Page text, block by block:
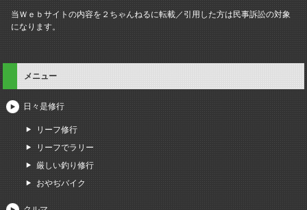
当Ｗｅｂサイトの内容を２ちゃんねるに転載／引用した方は民事訴訟の対象
になります。
メニュー
日々是修行
リーフ修行
リーフでラリー
厳しい釣り修行
おやぢバイク